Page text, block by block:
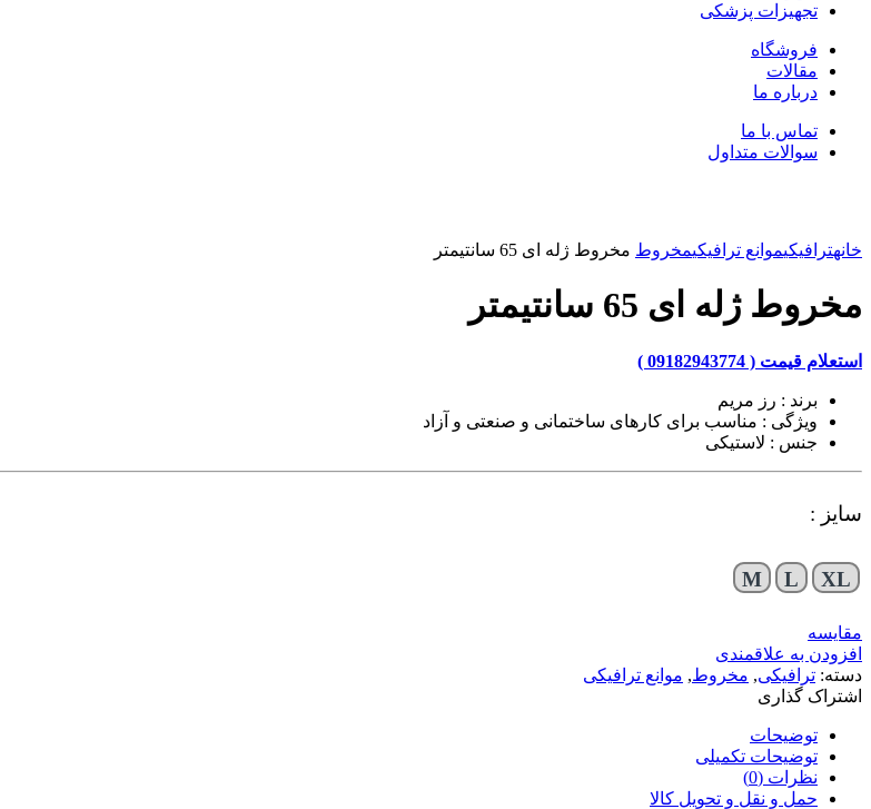
تجهیزات پزشکی
فروشگاه
مقالات
درباره ما
تماس با ما
سوالات متداول
خانهترافیکیموانع ترافیکیمخروط مخروط ژله ای 65 سانتیمتر
مخروط ژله ای 65 سانتیمتر
استعلام قیمت ( 09182943774 )
برند : رز مریم
ویژگی : مناسب برای کارهای ساختمانی و صنعتی و آزاد
جنس : لاستیکی
سایز :
M L XL
مقایسه
افزودن به علاقمندی
دسته: ترافیکی, مخروط, موانع ترافیکی
اشتراک گذاری
توضیحات
توضیحات تکمیلی
نظرات (0)
حمل و نقل و تحویل کالا